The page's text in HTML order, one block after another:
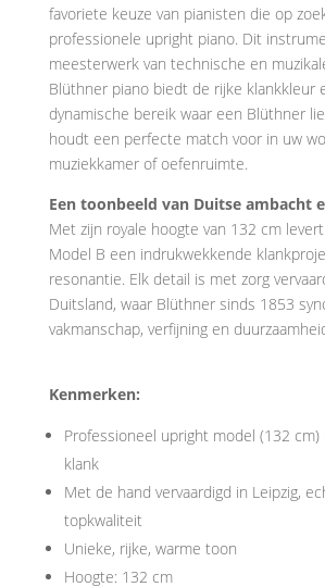
favoriete keuze van pianisten die op
professionele upright piano. Dit
meesterwerk van technische en
Blüthner piano biedt de rijke klankkleur
dynamische bereik waar een Blüthner
houdt een perfecte match voor in uw
muziekkamer of oefenruimte.
Een toonbeeld van Duitse ambacht
Met zijn royale hoogte van 132 cm
Model B een indrukwekkende
resonantie. Elk detail is met zorg
Duitsland, waar Blüthner sinds 1853
vakmanschap, verfijning en
Kenmerken:
Professioneel upright model (132 cm)
klank
Met de hand vervaardigd in Leipzig,
topkwaliteit
Unieke, rijke, warme toon
Hoogte: 132 cm